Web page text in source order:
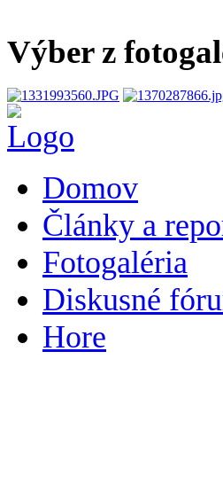
Výber z
Domov
Články a
Fotogaléria
Diskusné
Hore